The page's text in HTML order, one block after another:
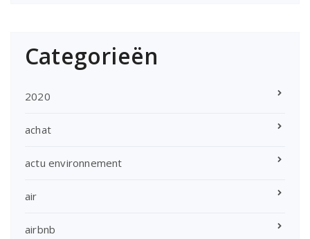
Categorieën
2020
achat
actu environnement
air
airbnb